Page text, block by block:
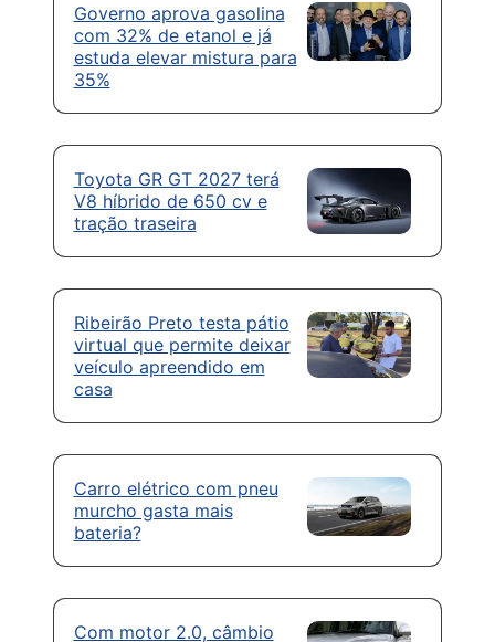
Governo aprova gasolina
com 32% de etanol e já
estuda elevar mistura para
35%
Toyota GR GT 2027 terá
V8 híbrido de 650 cv e
tração traseira
Ribeirão Preto testa pátio
virtual que permite deixar
veículo apreendido em
casa
Carro elétrico com pneu
murcho gasta mais
bateria?
Com motor 2.0, câmbio